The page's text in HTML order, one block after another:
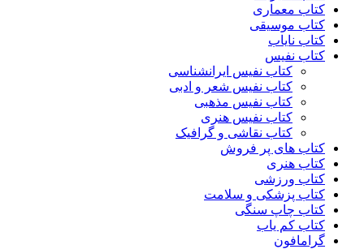
کتاب معماری
کتاب موسیقی
کتاب نایاب
کتاب نفیس
کتاب نفیس ایرانشناسی
کتاب نفیس شعر و ادبی
کتاب نفیس مذهبی
کتاب نفیس هنری
کتاب نقاشی و گرافیک
کتاب های پر فروش
کتاب هنری
کتاب ورزشی
کتاب پزشکی و سلامت
کتاب چاپ سنگی
کتاب کم یاب
گرامافون